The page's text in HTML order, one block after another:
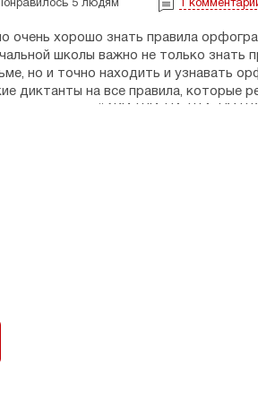
Понравилось 5 людям 1
очень хорошо знать правила
школы важно не только знать
но и точно находить и узнавать
диктанты на все правила, которые
безударные гласные в
и другие. Выполняя задания
вслух все встречающиеся в
русского языка в школе и для